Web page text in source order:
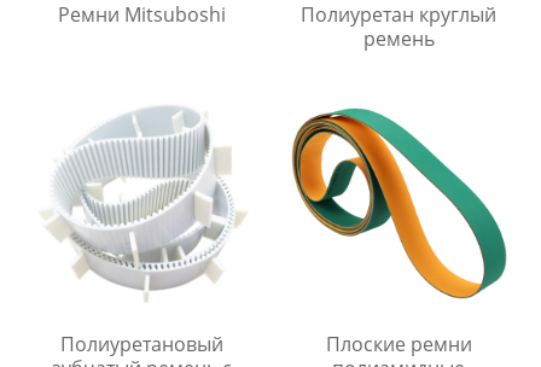
Ремни Mitsuboshi
Полиуретан круглый
ремень
Полиуретановый
Плоские ремни